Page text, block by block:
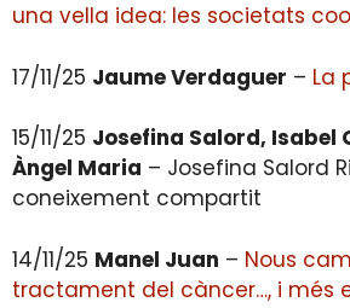
una vella idea: les societats
17/11/25 Jaume Verdaguer – La
15/11/25 Josefina Salord, Isabel
Àngel Maria – Josefina Salord
coneixement compartit
14/11/25 Manel Juan – Nous
tractament del càncer…, i més